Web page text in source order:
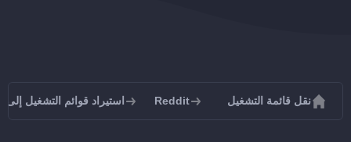
نقل قائمة التشغيل Reddit استيراد قوائم التشغيل إلى Reddit